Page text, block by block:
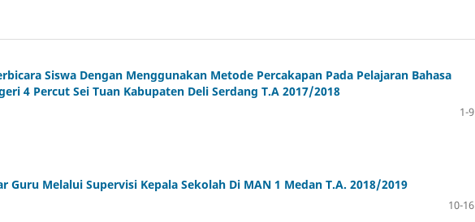
Siswa Dengan Menggunakan Metode Percakapan Pada Pelajaran Bahasa
4 Percut Sei Tuan Kabupaten Deli Serdang T.A 2017/2018
1-9
Guru Melalui Supervisi Kepala Sekolah Di MAN 1 Medan T.A. 2018/2019
10-16